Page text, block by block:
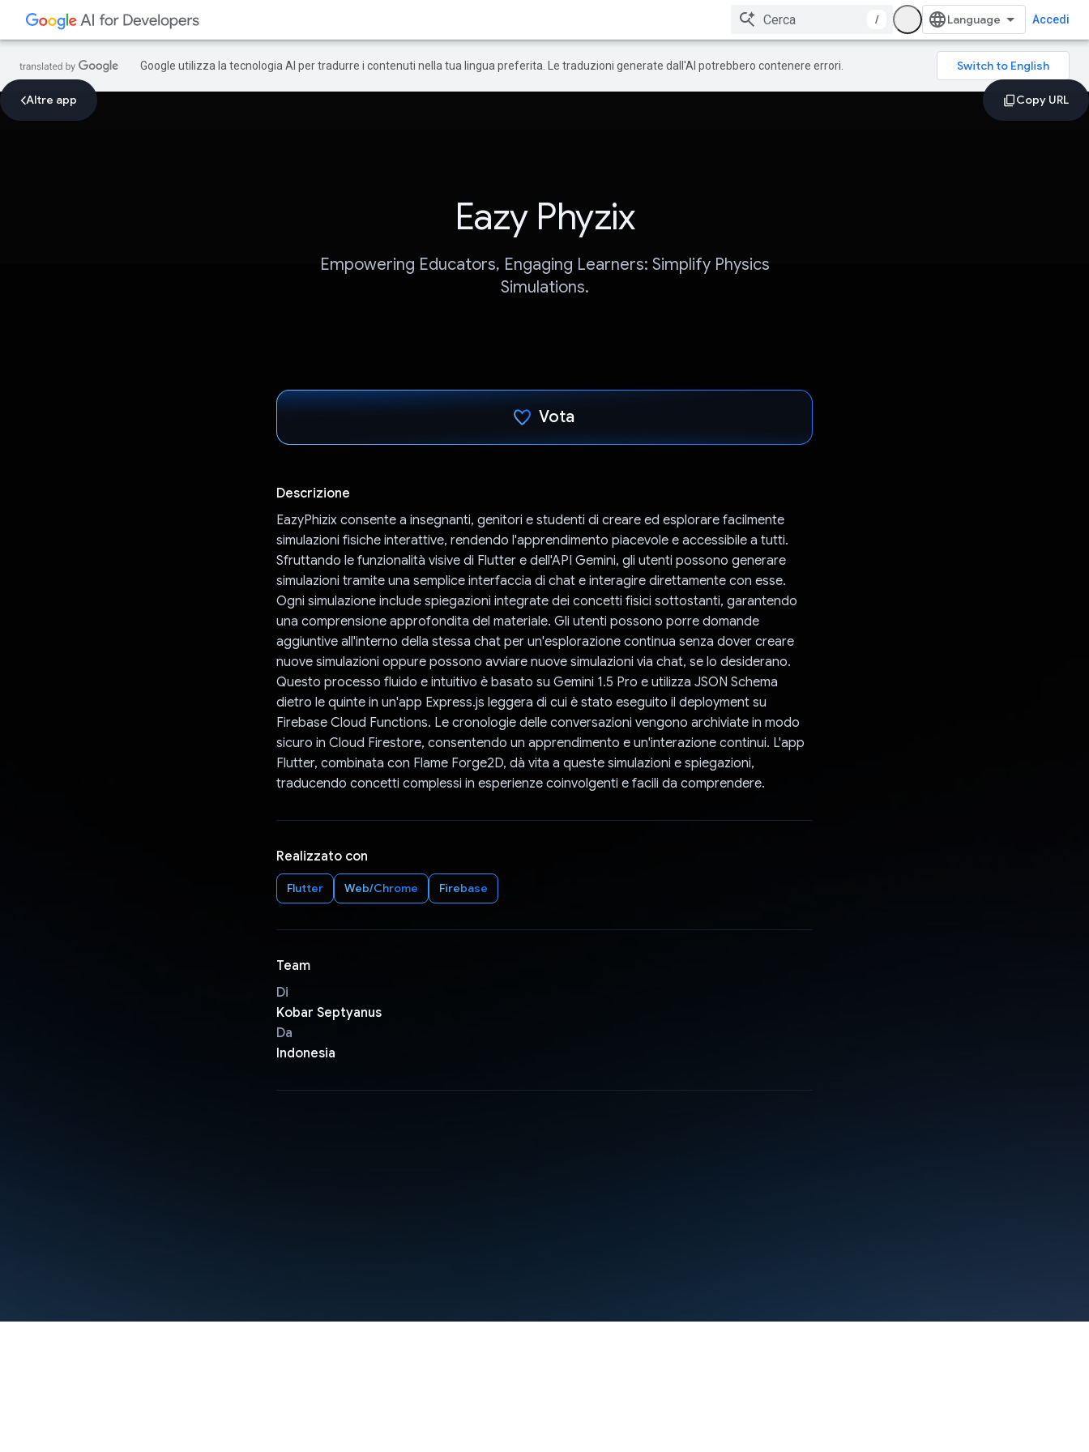
/ Accedi
Google utilizza la tecnologia AI per tradurre i contenuti nella tua lingua preferita. Le traduzioni generate dall'AI potrebbero contenere errori.
Altre app
Eazy Phyzix
Empowering Educators, Engaging Learners: Simplify Physics
Simulations.
Vota
Descrizione
EazyPhizix consente a insegnanti, genitori e studenti di creare ed esplorare facilmente
simulazioni fisiche interattive, rendendo l'apprendimento piacevole e accessibile a tutti.
Sfruttando le funzionalità visive di Flutter e dell'API Gemini, gli utenti possono generare
simulazioni tramite una semplice interfaccia di chat e interagire direttamente con esse.
Ogni simulazione include spiegazioni integrate dei concetti fisici sottostanti, garantendo
una comprensione approfondita del materiale. Gli utenti possono porre domande
aggiuntive all'interno della stessa chat per un'esplorazione continua senza dover creare
nuove simulazioni oppure possono avviare nuove simulazioni via chat, se lo desiderano.
Questo processo fluido e intuitivo è basato su Gemini 1.5 Pro e utilizza JSON Schema
dietro le quinte in un'app Express.js leggera di cui è stato eseguito il deployment su
Firebase Cloud Functions. Le cronologie delle conversazioni vengono archiviate in modo
sicuro in Cloud Firestore, consentendo un apprendimento e un'interazione continui. L'app
Flutter, combinata con Flame Forge2D, dà vita a queste simulazioni e spiegazioni,
traducendo concetti complessi in esperienze coinvolgenti e facili da comprendere.
Realizzato con
Flutter Web/Chrome Firebase
Team
Di
Kobar Septyanus
Da
Indonesia